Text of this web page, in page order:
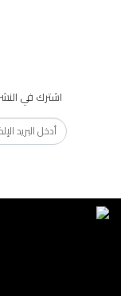
اشترك في